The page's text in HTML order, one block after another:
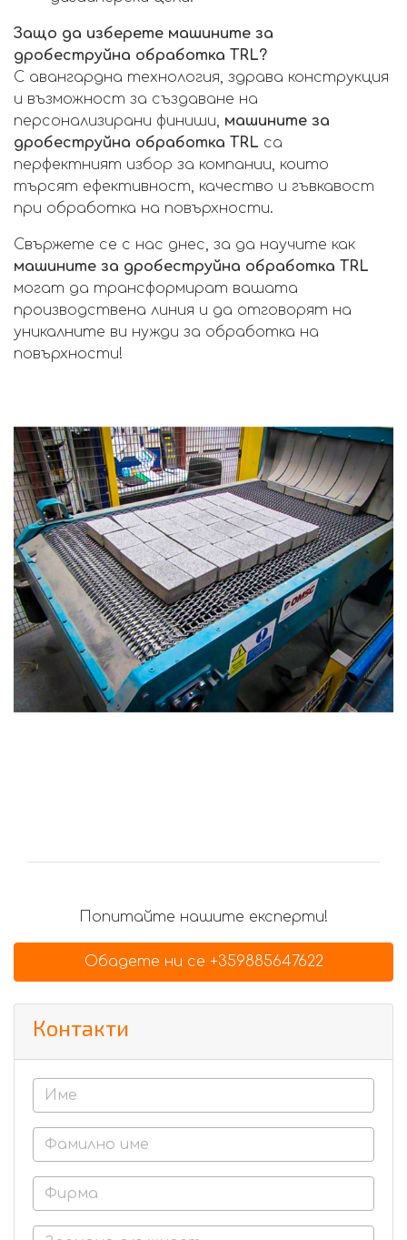
Защо да изберете машините за
дробеструйна обработка TRL?
С авангардна технология, здрава конструкция
и възможност за създаване на
персонализирани финиши, машините за
дробеструйна обработка TRL са
перфектният избор за компании, които
търсят ефективност, качество и гъвкавост
при обработка на повърхности.
Свържете се с нас днес, за да научите как
машините за дробеструйна обработка TRL
могат да трансформират вашата
производствена линия и да отговорят на
уникалните ви нужди за обработка на
повърхности!
Попитайте нашите експерти!
Обадете ни се +359885647622
Контакти